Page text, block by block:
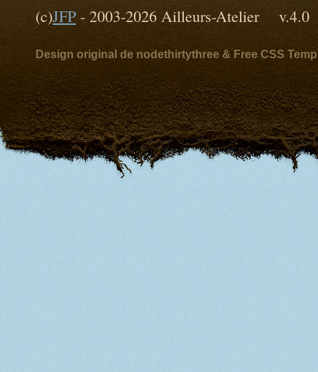
(c)JFP - 2003-2026 Ailleurs-Atelier
Design original de nodethirtythree & Free CSS